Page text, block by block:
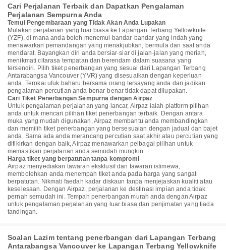
Cari Perjalanan Terbaik dan Dapatkan Pengalaman
Perjalanan Sempurna Anda
Temui Pengembaraan yang Tidak Akan Anda Lupakan
Mulakan perjalanan yang luar biasa ke Lapangan Terbang Yellowknife
(YZF), di mana anda boleh menemui bandar-bandar yang indah yang
menawarkan pemandangan yang menakjubkan, bermula dari saat anda
mendarat. Bayangkan diri anda bersiar-siar di jalan-jalan yang meriah,
menikmati citarasa tempatan dan berendam dalam suasana yang
tersendiri. Pilih tiket penerbangan yang sesuai dari Lapangan Terbang
Antarabangsa Vancouver (YVR) yang disesuaikan dengan keperluan
anda. Terokai ufuk baharu bersama orang tersayang anda dan jadikan
pengalaman percutian anda benar-benar tidak dapat dilupakan.
Cari Tiket Penerbangan Sempurna dengan Airpaz
Untuk pengalaman perjalanan yang lancar, Airpaz ialah platform pilihan
anda untuk mencari pilihan tiket penerbangan terbaik. Dengan antara
muka yang mudah digunakan, Airpaz membantu anda membandingkan
dan memilih tiket penerbangan yang bersesuaian dengan jadual dan bajet
anda. Sama ada anda merancang percutian saat akhir atau percutian yang
difikirkan dengan baik, Airpaz menawarkan pelbagai pilihan untuk
memastikan perjalanan anda semudah mungkin.
Harga tiket yang berpatutan tanpa kompromi
Airpaz menyediakan tawaran eksklusif dan tawaran istimewa,
membolehkan anda menempah tiket anda pada harga yang sangat
berpatutan. Nikmati faedah kadar diskaun tanpa menjejaskan kualiti atau
keselesaan. Dengan Airpaz, perjalanan ke destinasi impian anda tidak
pernah semudah ini. Tempah penerbangan murah anda dengan Airpaz
untuk pengalaman perjalanan yang luar biasa dan penjimatan yang tiada
tandingan.
Soalan Lazim tentang penerbangan dari Lapangan Terbang
Antarabangsa Vancouver ke Lapangan Terbang Yellowknife